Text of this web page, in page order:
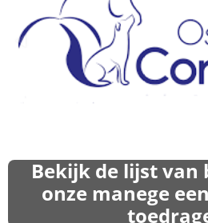
Bekijk de lijst van
onze manege